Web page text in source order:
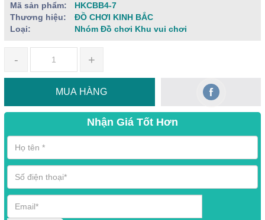
Mã sản phẩm:
HKCBB4-7
Thương hiệu:
ĐỒ CHƠI KINH BẮC
Loại:
Nhóm Đồ chơi Khu vui chơi
- +
MUA HÀNG
Nhận Giá Tốt Hơn